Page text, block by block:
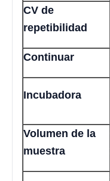
CV de
repetibilidad
Continuar
Incubadora
Volumen de la
muestra